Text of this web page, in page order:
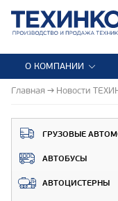
О КОМПАНИИ
Главная Новости
ГРУЗОВЫЕ
АВТОБУСЫ
АВТОЦИСТЕРНЫ